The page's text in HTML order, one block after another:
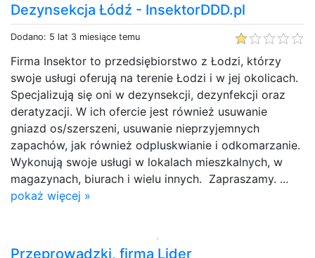
Dezynsekcja Łódź - InsektorDDD.pl
Dodano: 5 lat 3 miesiące temu
Firma Insektor to przedsiębiorstwo z Łodzi, którzy
swoje usługi oferują na terenie Łodzi i w jej okolicach.
Specjalizują się oni w dezynsekcji, dezynfekcji oraz
deratyzacji. W ich ofercie jest również usuwanie
gniazd os/szerszeni, usuwanie nieprzyjemnych
zapachów, jak również odpluskwianie i odkomarzanie.
Wykonują swoje usługi w lokalach mieszkalnych, w
magazynach, biurach i wielu innych. Zapraszamy. ...
pokaż więcej »
Przeprowadzki, firma Lider